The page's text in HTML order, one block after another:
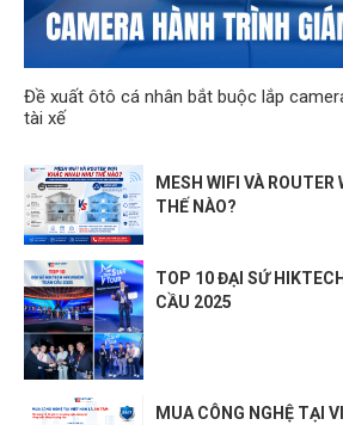
Đề xuất ôtô cá nhân bắt buộc lắp
tài xế
MESH WIFI VÀ
THẾ NÀO?
TOP 10 ĐẠI SỨ
CẦU 2025
MUA CÔNG NGHỆ TẠI